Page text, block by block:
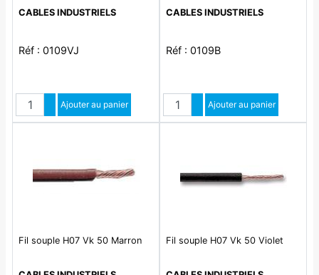
CABLES INDUSTRIELS
Réf : 0109VJ
QuantitéAugmenter quantité
Diminuer quantité
Ajouter au panier
CABLES INDUSTRIELS
Réf : 0109B
QuantitéAugmenter quantité
Diminuer quantité
Ajouter au panier
Fil souple H07 Vk 50 Marron Fil souple H07 Vk 50 Violet